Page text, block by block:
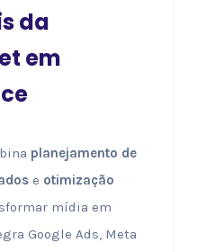
da
em
planejamento de
e otimização
mídia em
Google Ads, Meta